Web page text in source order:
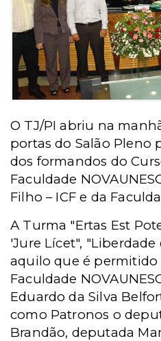
O TJ/PI abriu na
portas do Salão Pleno
dos formandos do
Faculdade
Filho – ICF e da
A Turma "Ertas Est
'Jure Lícet",
aquilo que é permitido
Faculdade
Eduardo da Silva
como Patronos o
Brandão, deputada